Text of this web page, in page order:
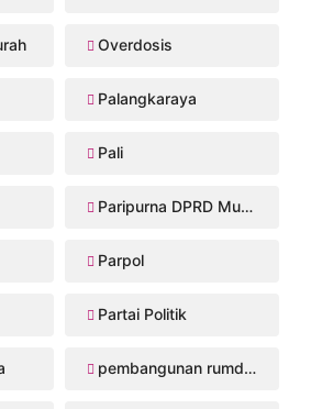
Overdosis
Palangkaraya
Pali
Paripurna DPRD Musi Rawas
Parpol
Partai Politik
pembangunan rumdis Musi Rawas